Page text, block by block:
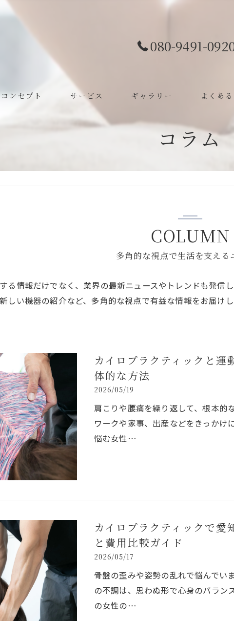
080-9491-
コンセプト サービス ギャラリー よくあ
コラム
COLUMN
多角的な視点で生活を支える
る情報だけでなく、業界の最新ニュースやトレンドも発信
しい機器の紹介など、多角的な視点で有益な情報をお届け
カイロプラクティックと
体的な方法
2026/05/19
肩こりや腰痛を繰り返して、根本的
ワークや家事、出産などをきっかけ
悩む女性…
カイロプラクティックで
と費用比較ガイド
2026/05/17
骨盤の歪みや姿勢の乱れで悩んでい
の不調は、思わぬ形で心身のバラン
の女性の…